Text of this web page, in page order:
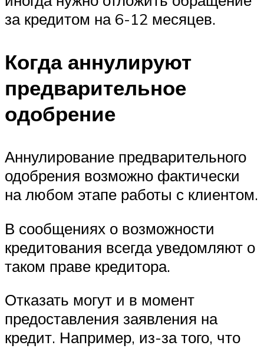
за кредитом на 6-12 месяцев.
Когда аннулируют
предварительное
одобрение
Аннулирование предварительного
одобрения возможно фактически
на любом этапе работы с клиентом.
В сообщениях о возможности
кредитования всегда уведомляют о
таком праве кредитора.
Отказать могут и в момент
предоставления заявления на
кредит. Например, из-за того, что